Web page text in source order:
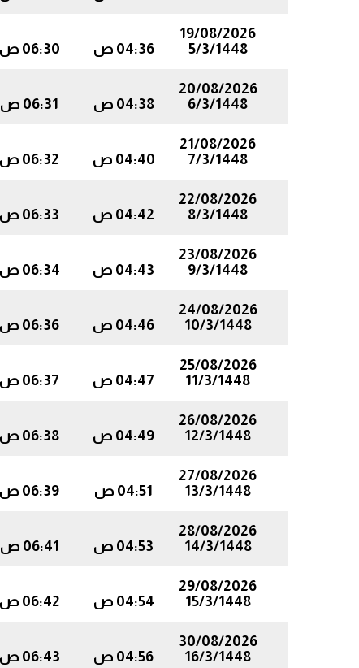
19/08/2026
5/3/1448
04:36 ص 06:30 ص
20/08/2026
6/3/1448
04:38 ص 06:31 ص
21/08/2026
7/3/1448
04:40 ص 06:32 ص
22/08/2026
8/3/1448
04:42 ص 06:33 ص
23/08/2026
9/3/1448
04:43 ص 06:34 ص
24/08/2026
10/3/1448
04:46 ص 06:36 ص
25/08/2026
11/3/1448
04:47 ص 06:37 ص
26/08/2026
12/3/1448
04:49 ص 06:38 ص
27/08/2026
13/3/1448
04:51 ص 06:39 ص
28/08/2026
14/3/1448
04:53 ص 06:41 ص
29/08/2026
15/3/1448
04:54 ص 06:42 ص
30/08/2026
16/3/1448
04:56 ص 06:43 ص